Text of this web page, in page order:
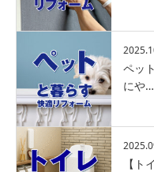
ペッ
にや…
【ト